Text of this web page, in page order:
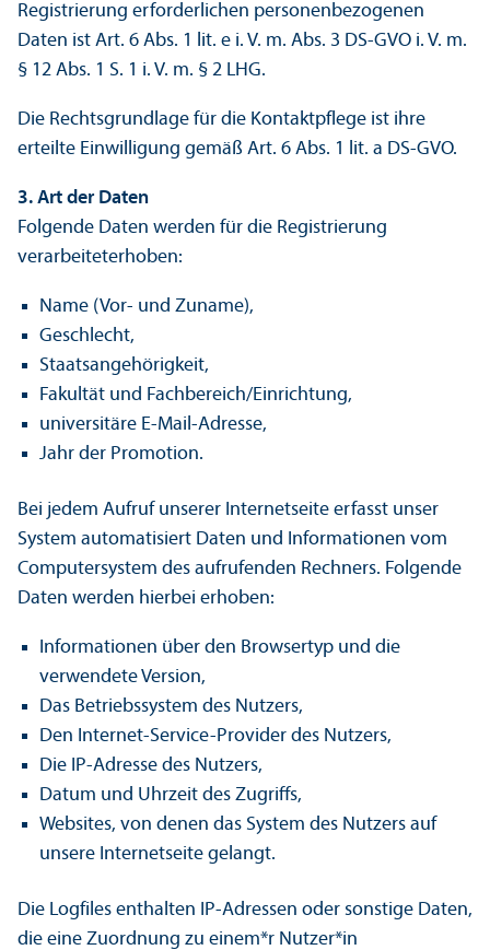
Registrierung erforderlichen personenbezogenen
Daten ist Art. 6 Abs. 1 lit. e i. V. m. Abs. 3 DS-GVO i. V. m.
§ 12 Abs. 1 S. 1 i. V. m. § 2 LHG.
Die Rechts­grundlage für die Kontaktpflege ist ihre
erteilte Einwilligung gemäß Art. 6 Abs. 1 lit. a DS-GVO.
3. Art der Daten
Folgende Daten werden für die Registrierung
verarbeiteterhoben:
Name (Vor- und Zuname),
Geschlecht,
Staats­angehörigkeit,
Fakultät und Fach­bereich/Einrichtung,
universitäre E-Mail-Adresse,
Jahr der Promotion.
Bei jedem Aufruf unserer Internetseite erfasst unser
System automatisiert Daten und Informationen vom
Computer­system des aufrufenden Rechners. Folgende
Daten werden hierbei erhoben:
Informationen über den Browsertyp und die
verwendete Version,
Das Betriebs­system des Nutzers,
Den Internet-Service-Provider des Nutzers,
Die IP-Adresse des Nutzers,
Datum und Uhrzeit des Zugriffs,
Websites, von denen das System des Nutzers auf
unsere Internetseite gelangt.
Die Logfiles enthalten IP-Adressen oder sonstige Daten,
die eine Zuordnung zu einem*r Nutzer*in